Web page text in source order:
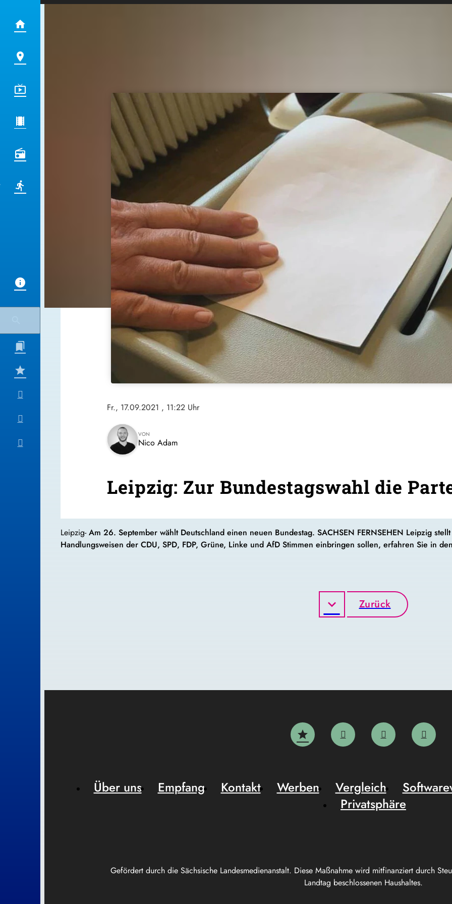
Fr., 17.09.2021 , 11:22 Uhr
VON
Nico Adam
Leipzig: Zur Bundestagswahl die
Leipzig-Am 26. September wählt Deutschland einen neuen Bundestag. SACHSEN FERNSEHEN Leipzig
Handlungsweisen der CDU, SPD, FDP, Grüne, Linke und AfD Stimmen einbringen sollen, erfahren Sie in
Zurück
Gefördert durch die Sächsische Landesmedienanstalt. Diese Maßnahme wird mitfinanziert durch
Landtag beschlossenen Haushaltes.
Über uns Empfang Kontakt Werben Vergleich
Privatsphäre